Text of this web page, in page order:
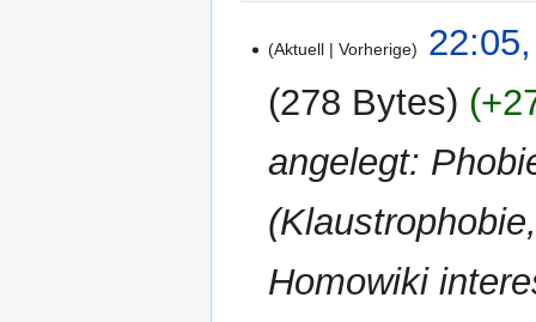
August
2008
Aktuell Vorherige
278 Bytes
angelegt:
Homowiki